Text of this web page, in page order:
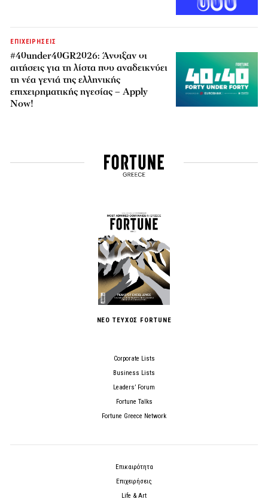
ΕΠΙΧΕΙΡΗΣΕΙΣ
#40under40GR2026: Άνοιξαν οι
αιτήσεις για τη λίστα που αναδεικνύει
τη νέα γενιά της ελληνικής
επιχειρηματικής ηγεσίας – Apply
Now!
ΝΕΟ ΤΕΥΧΟΣ FORTUNE
Corporate Lists
Business Lists
Leaders’ Forum
Fortune Talks
Fortune Greece Network
Επικαιρότητα
Επιχειρήσεις
Life & Art